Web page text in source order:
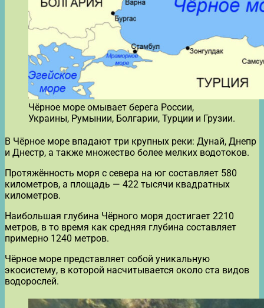
Чёрное море омывает берега России,
Украины, Румынии, Болгарии, Турции и Грузии.
В Чёрное море впадают три крупных реки: Дунай, Днепр
и Днестр, а также множество более мелких водотоков.
Протяжённость моря с севера на юг составляет 580
километров, а площадь — 422 тысячи квадратных
километров.
Наибольшая глубина Чёрного моря достигает 2210
метров, в то время как средняя глубина составляет
примерно 1240 метров.
Чёрное море представляет собой уникальную
экосистему, в которой насчитывается около ста видов
водорослей.